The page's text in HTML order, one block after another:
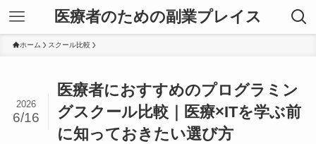
医療者のための副業プレイス
ホーム スクール比較
医療者におすすめのプログラミン
グスクール比較｜医療×ITを学ぶ前
に知っておきたい選び方
2026
6/16